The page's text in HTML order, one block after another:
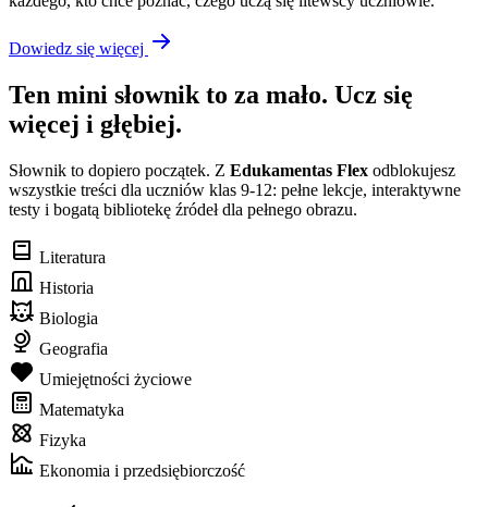
Dowiedz się więcej
Ten mini słownik to za mało. Ucz się
więcej i głębiej.
Słownik to dopiero początek. Z Edukamentas Flex odblokujesz
wszystkie treści dla uczniów klas 9-12: pełne lekcje, interaktywne
testy i bogatą bibliotekę źródeł dla pełnego obrazu.
Literatura
Historia
Biologia
Geografia
Umiejętności życiowe
Matematyka
Fizyka
Ekonomia i przedsiębiorczość